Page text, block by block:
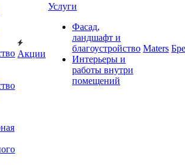
Акции
Услуги
Фасад,
ландшафт и
благоустройство
Интерьеры и
работы внутри
помещений
Maters